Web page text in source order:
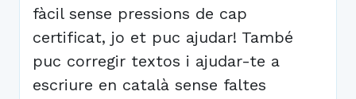
fàcil sense pressions de cap
certificat, jo et puc ajudar! També
puc corregir textos i ajudar-te a
escriure en català sense faltes